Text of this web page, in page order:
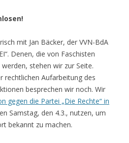
mit Jan Bäcker, der VVN-BdA
Denen, die von Faschisten
stehen wir zur Seite.
rechtlichen Aufarbeitung des
besprechen wir noch. Wir
gegen die Partei „Die Rechte“ in
Samstag, den 4.3., nutzen, um
bekannt zu machen.